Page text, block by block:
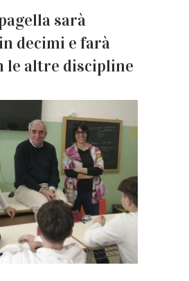
sarà
decimi e farà
le altre discipline